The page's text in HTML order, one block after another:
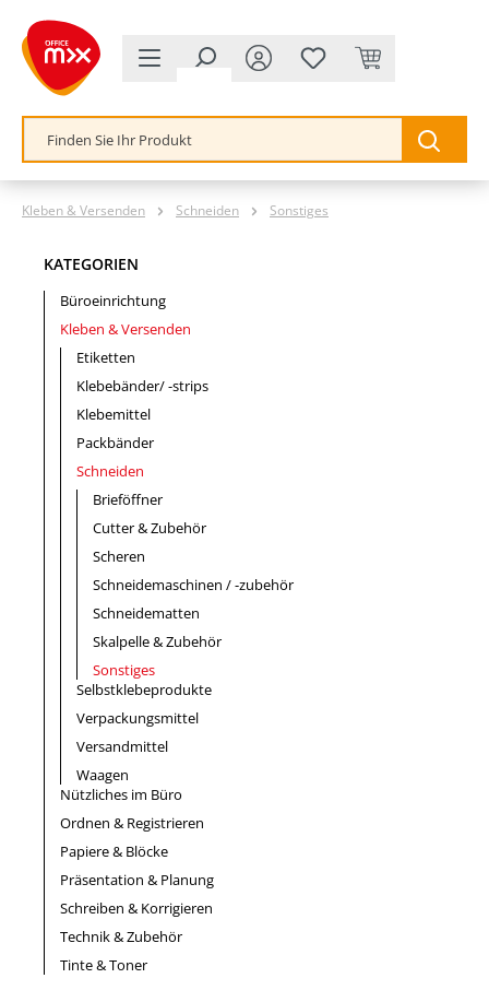
springen
Kleben & Versenden Schneiden Sonstiges
KATEGORIEN
Büroeinrichtung
Kleben & Versenden
Etiketten
Klebebänder/ -strips
Klebemittel
Packbänder
Schneiden
Brieföffner
Cutter & Zubehör
Scheren
Schneidemaschinen / -zubehör
Schneidematten
Skalpelle & Zubehör
Sonstiges
Selbstklebeprodukte
Verpackungsmittel
Versandmittel
Waagen
Nützliches im Büro
Ordnen & Registrieren
Papiere & Blöcke
Präsentation & Planung
Schreiben & Korrigieren
Technik & Zubehör
Tinte & Toner